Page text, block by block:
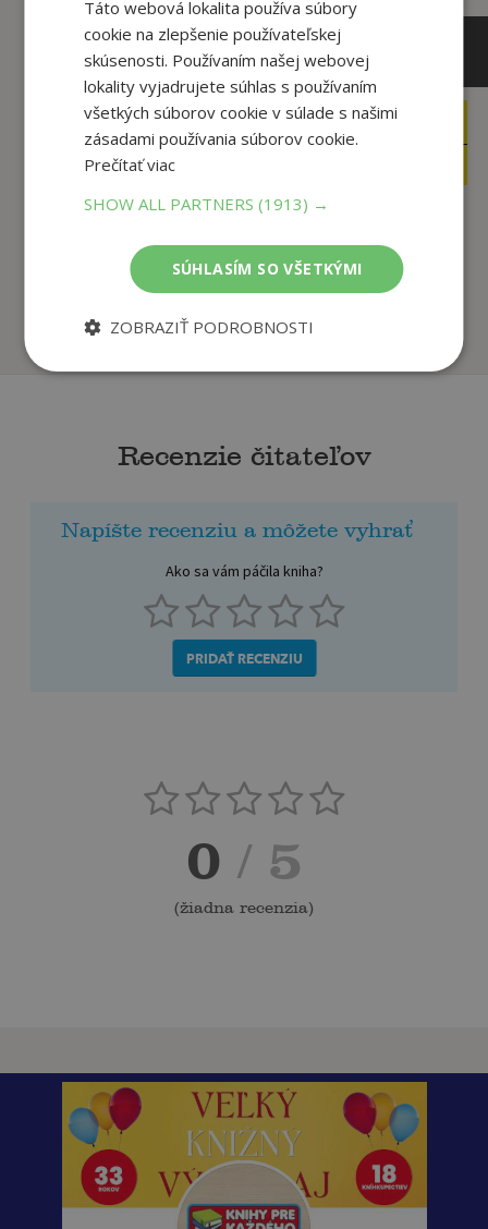
4
Matematika nás baví
Korytková Ivana
Na sklade
Fakty a triky zo sveta
vedy
Kolektív
Na sklade
Recenzie čitateľov
Napíšte recenziu a môžete vyhrať
Ako sa vám páčila kniha?
PRIDAŤ RECENZIU
0 / 5
(žiadna recenzia)
Táto webová lokalita používa súbory
cookie na zlepšenie používateľskej
skúsenosti. Používaním našej webovej
lokality vyjadrujete súhlas s používaním
všetkých súborov cookie v súlade s našimi
zásadami používania súborov cookie.
Prečítať viac
SHOW ALL PARTNERS(1913) →
SÚHLASÍM SO VŠETKÝMI
ZOBRAZIŤ PODROBNOSTI